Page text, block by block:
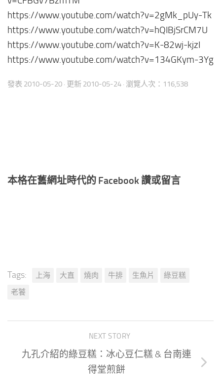
https://www.youtube.com/watch?v=2gMk_pUy-Tk
https://www.youtube.com/watch?v=hQIBjSrCM7U
https://www.youtube.com/watch?v=K-82wj-kjzI
https://www.youtube.com/watch?v=134GKym-3Yg
發表 2010-05-20 · 更新 2010-05-24 · 瀏覽人次：116,538
本格在舊網址時代的 Facebook 讚或留言
Tags: 上海 大直 燒肉 牛排 生魚片
綠豆糕
老饕
NEXT STORY
九孔介紹的綠豆糕：冰心豆仁糕 & 台南連
得堂煎餅